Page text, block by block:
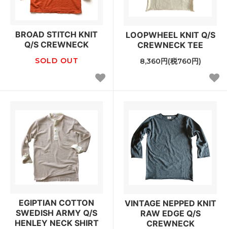
BROAD STITCH KNIT
Q/S CREWNECK
SOLD OUT
LOOPWHEEL KNIT Q/S
CREWNECK TEE
8,360円(税760円)
EGIPTIAN COTTON
SWEDISH ARMY Q/S
HENLEY NECK SHIRT
VINTAGE NEPPED KNIT
RAW EDGE Q/S
CREWNECK